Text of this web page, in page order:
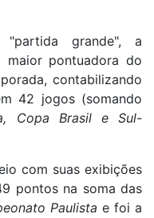
grande", a
pontuadora do
contabilizando
42 jogos (somando
Copa Brasil e Sul-
com suas exibições
pontos na soma das
Paulista e foi a